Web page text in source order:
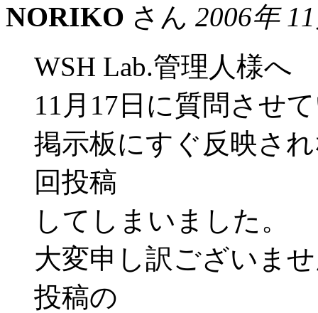
NORIKO さん 2006年
WSH Lab.管理人様へ
11月17日に質問させ
掲示板にすぐ反映さ
回投稿
してしまいました。
大変申し訳ございま
投稿の